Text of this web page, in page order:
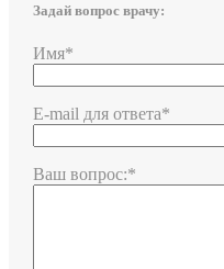
Задай вопрос врачу:
Имя*
E-mail для ответа*
Ваш вопрос:*